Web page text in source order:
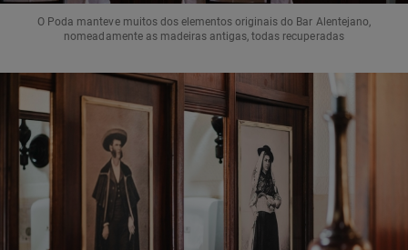
O Poda manteve muitos dos elementos originais do Bar Alentejano,
nomeadamente as madeiras antigas, todas recuperadas